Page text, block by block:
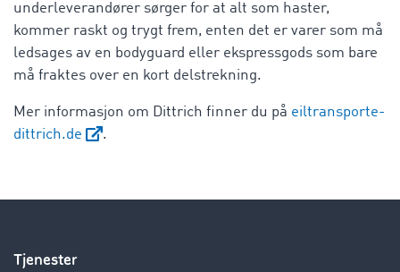
underleverandører sørger for at alt som haster,
kommer raskt og trygt frem, enten det er varer som må
ledsages av en bodyguard eller ekspressgods som bare
må fraktes over en kort delstrekning.
Mer informasjon om Dittrich finner du på eiltransporte-
dittrich.de
.
Tjenester